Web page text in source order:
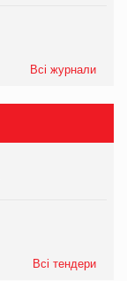
Всі журнали
Всі тендери